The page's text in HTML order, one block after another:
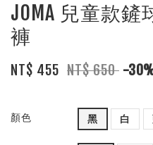
JOMA 兒童款
褲
NT$ 455 NT$ 650 -
顏色 黑 白